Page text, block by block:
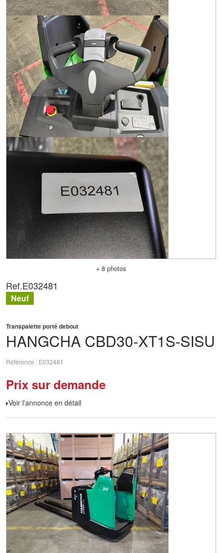
+ 8 photos
HANGCHA CBD30-XT1S-SISU
Transpalette porté debout
Référence E032481
Prix sur demande
Voir l'annonce en détail
Ref.E032481
Neuf